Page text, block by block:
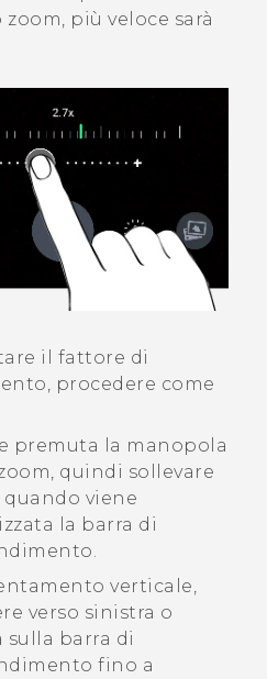
più veloce sarà
il fattore di
procedere come
premuta la manopola
quindi sollevare
viene
la barra di
verticale,
verso sinistra o
sulla barra di
fino a